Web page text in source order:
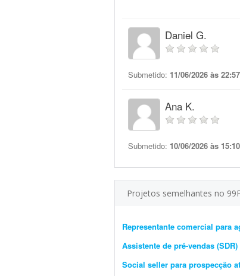
Daniel G.
Submetido: 11/06/2026 às 22:57
Ana K.
Submetido: 10/06/2026 às 15:10
Projetos semelhantes no
Representante comercial para
Assistente de pré-vendas
Social seller para prospecção